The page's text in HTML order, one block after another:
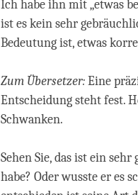
Ich habe ihn mit „etwas
ist es kein sehr
Bedeutung ist, etwas
Zum Übersetzer:Eine
Entscheidung steht fest.
Schwanken.
Sehen Sie, das ist ein
habe? Oder wusste er es